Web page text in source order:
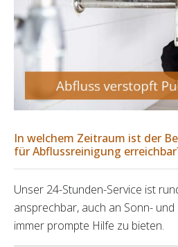
In welchem Zeitraum ist der
für Abflussreinigung
Unser 24-Stunden-Service ist
ansprechbar, auch an Sonn-
immer prompte Hilfe zu bieten.